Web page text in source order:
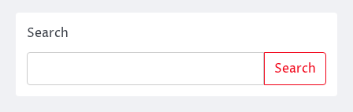
Search
Search